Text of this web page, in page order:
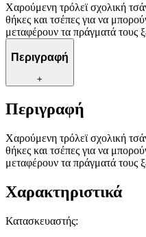
Χαρούμενη τρόλεϊ σχολική
θήκες και τσέπες για να
μεταφέρουν τα πράγματά τους
Περιγραφή
+
Περιγραφή
Χαρούμενη τρόλεϊ σχολική
θήκες και τσέπες για να
μεταφέρουν τα πράγματά τους
Χαρακτηριστικά
Κατασκευαστής: